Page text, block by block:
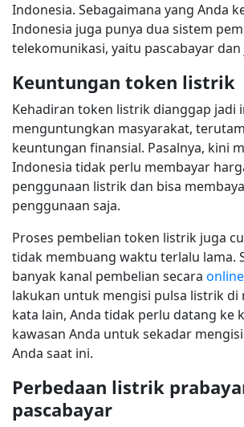
Indonesia. Sebagaimana yang Anda
Indonesia juga punya dua sistem
telekomunikasi, yaitu pascabayar
Keuntungan token listrik
Kehadiran token listrik dianggap jadi
menguntungkan masyarakat,
keuntungan finansial. Pasalnya, kini
Indonesia tidak perlu membayar
penggunaan listrik dan bisa
penggunaan saja.
Proses pembelian token listrik juga
tidak membuang waktu terlalu lama.
banyak kanal pembelian secara online
lakukan untuk mengisi pulsa listrik di
kata lain, Anda tidak perlu datang ke
kawasan Anda untuk sekadar
Anda saat ini.
Perbedaan listrik
pascabayar